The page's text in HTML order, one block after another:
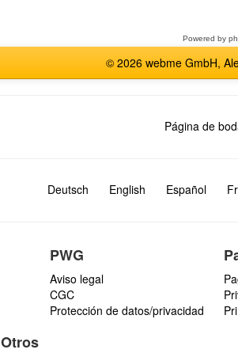
Powered by
© 2026 webme GmbH,
Página de
Deutsch English Español
PWG
Aviso legal
CGC
Protección de datos/privacidad
Otros